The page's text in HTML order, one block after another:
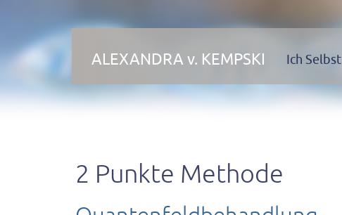
ALEXANDRA v. KEMPSKI Ich Selbst
2 Punkte Methode